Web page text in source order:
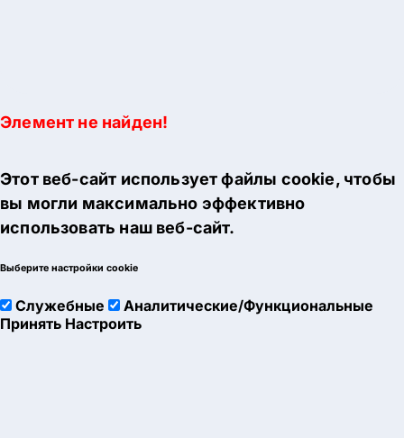
Элемент не найден!
Этот веб-сайт использует файлы cookie, чтобы
вы могли максимально эффективно
использовать наш веб-сайт.
Выберите настройки cookie
Служебные
Аналитические/Функциональные
Принять Настроить